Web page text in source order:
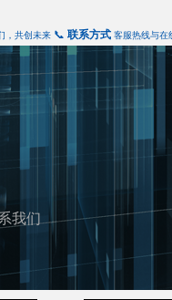
，共创未来 📞 联系方式 客服热线与在
我们